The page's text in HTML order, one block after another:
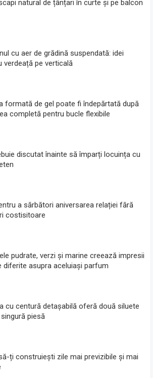
natural de țânțari în curte și pe balcon
cu aer de grădină suspendată: idei
verdeață pe verticală
formată de gel poate fi îndepărtată după
completă pentru bucle flexibile
discutat înainte să împarți locuința cu
a sărbători aniversarea relației fără
costisitoare
pudrate, verzi și marine creează impresii
diferite asupra aceluiași parfum
cu centură detașabilă oferă două siluete
piesă
ți construiești zile mai previzibile și mai